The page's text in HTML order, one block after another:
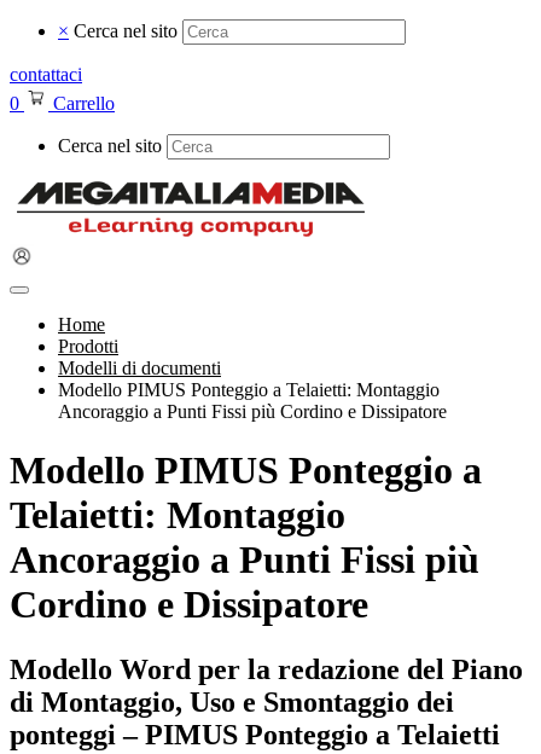
× Cerca nel sito
contattaci
0
Carrello
Cerca nel sito
Home
Prodotti
Modelli di documenti
Modello PIMUS Ponteggio a Telaietti: Montaggio
Ancoraggio a Punti Fissi più Cordino e Dissipatore
Modello PIMUS Ponteggio a
Telaietti: Montaggio
Ancoraggio a Punti Fissi più
Cordino e Dissipatore
Modello Word per la redazione del Piano
di Montaggio, Uso e Smontaggio dei
ponteggi – PIMUS Ponteggio a Telaietti